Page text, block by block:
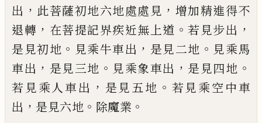
出 ， 此菩薩初地六地處處見 ， 增加精進得不
退轉 ， 在菩提記界疾近無上道 。若見步出 ，
是見初地 。 見乘牛車出 ， 是見二地 。 見乘馬
車出 ， 是見三地 。 見乘象車出 ， 是見四地 。
若見乘人車出 ， 是見五地 。 若見乘空中車
出 ， 是見六地 。 除魔業 。